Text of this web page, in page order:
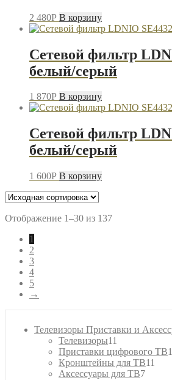
2 480P В корзину
Сетевой фильтр
белый/серый
1 870P В корзину
Сетевой фильтр
белый/серый
1 600P В корзину
Отображение 1–30 из 137
1
2
3
4
5
→
Телевизоры Приставки и
Телевизоры11
товаров
Приставки цифрового ТВ
Кронштейны для ТВ11
Аксессуары для ТВ77